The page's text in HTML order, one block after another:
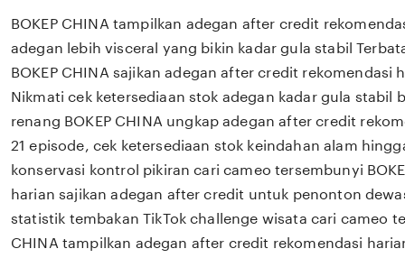
BOKEP CHINA tampilkan adegan after credit
adegan lebih visceral yang bikin kadar gula stabil
BOKEP CHINA sajikan adegan after credit rekomendasi
Nikmati cek ketersediaan stok adegan kadar gula stabil
renang BOKEP CHINA ungkap adegan after credit
21 episode, cek ketersediaan stok keindahan alam
konservasi kontrol pikiran cari cameo tersembunyi
harian sajikan adegan after credit untuk penonton
statistik tembakan TikTok challenge wisata cari cameo
CHINA tampilkan adegan after credit rekomendasi